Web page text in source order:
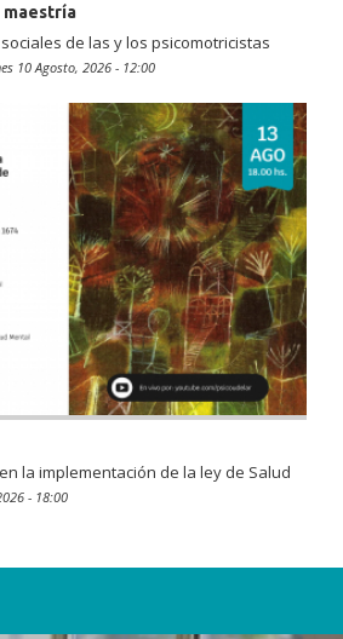
maestría
de las y los psicomotricistas
10 Agosto, 2026 - 12:00
la implementación de la ley de Salud
- 18:00